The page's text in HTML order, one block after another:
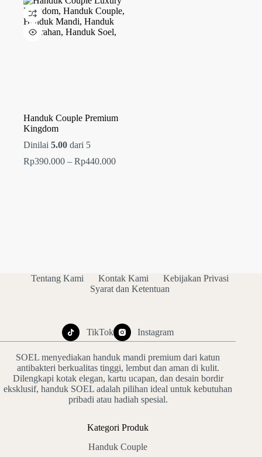
hingga
Rp184.900
Handuk Couple Premium
Kingdom
Dinilai 5.00 dari 5
Rp390.000 – Rp440.000Rentang
Tentang Kami Kontak Kami
Kebijakan Privasi
Syarat dan Ketentuan
TikTok Instagram
SOEL menyediakan handuk mandi premium dari katun
antibakteri berkualitas tinggi, lembut dan aman di kulit.
Dilengkapi kotak elegan, kartu ucapan, dan desain bordir
eksklusif, handuk SOEL adalah pilihan ideal untuk kebutuhan
pribadi atau hadiah spesial.
Kategori Produk
Handuk Couple